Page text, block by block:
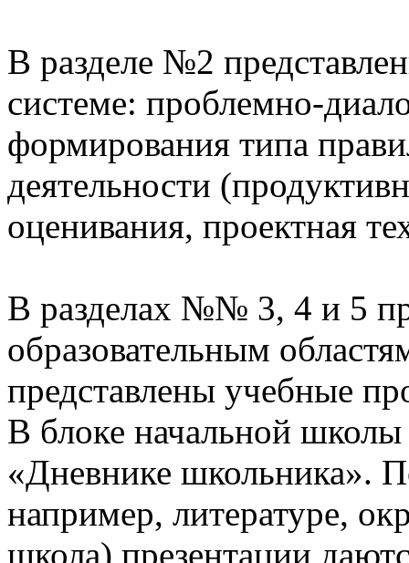
В разделе №2
системе: проблемно-
формирования типа
деятельности
оценивания, проектная
В разделах №№ 3, 4 и 5
образовательным
представлены учебные
В блоке начальной
«Дневнике школьника».
например, литературе,
школа) презентации